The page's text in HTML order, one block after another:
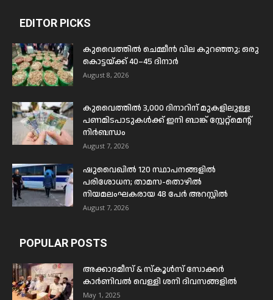
EDITOR PICKS
കുവൈത്തിൽ ചെമ്മീൻ വില കുറഞ്ഞു; ഒരു
കൊട്ടയ്ക്ക് 40–45 ദിനാർ
August 8, 2026
കുവൈത്തിൽ 3,000 ദിനാറിന് മുകളിലുള്ള
പണമിടപാടുകൾക്ക് ഇനി ബാങ്ക് സ്റ്റേറ്റ്മെന്റ്
നിർബന്ധം
August 7, 2026
ഷുവൈഖിൽ 120 സ്ഥാപനങ്ങളിൽ
പരിശോധന; താമസ-തൊഴിൽ
നിയമലംഘകരായ 48 പേർ അറസ്റ്റിൽ
August 7, 2026
POPULAR POSTS
അക്കാദമീസ് & സ്കൂൾസ് സോക്കർ
കാർണിവൽ വെള്ളി ശനി ദിവസങ്ങളിൽ
May 1, 2025